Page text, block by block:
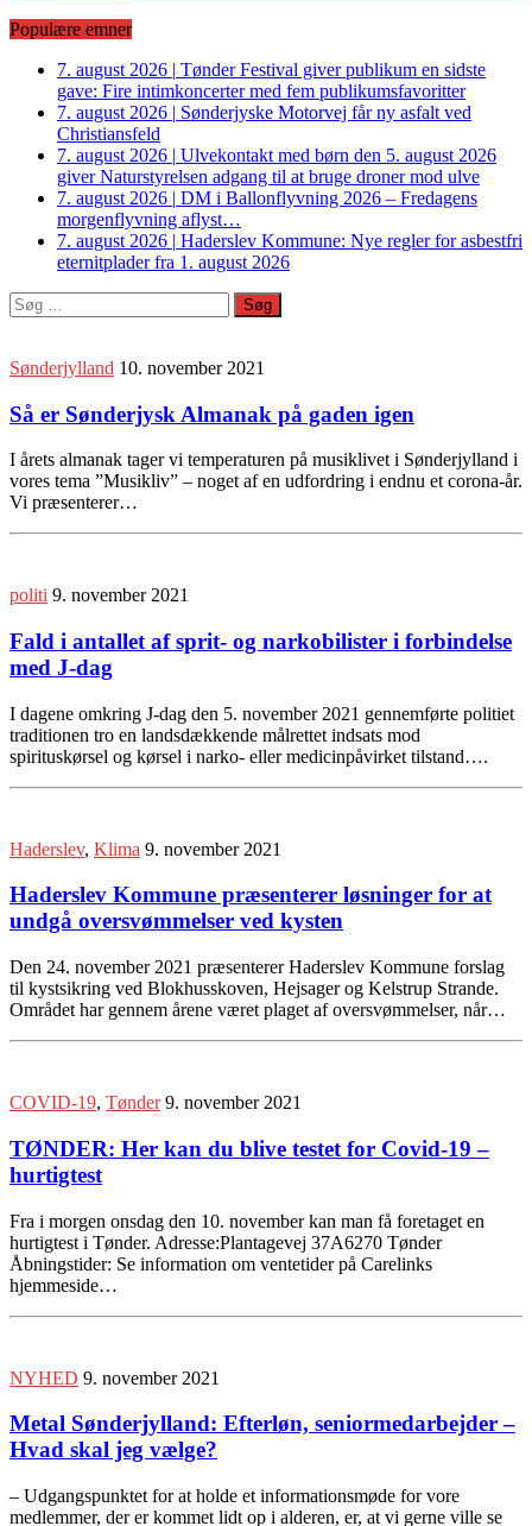
Populære emner
7. august 2026 | Tønder Festival giver publikum en sidste
gave: Fire intimkoncerter med fem publikumsfavoritter
7. august 2026 | Sønderjyske Motorvej får ny asfalt ved
Christiansfeld
7. august 2026 | Ulvekontakt med børn den 5. august 2026
giver Naturstyrelsen adgang til at bruge droner mod ulve
7. august 2026 | DM i Ballonflyvning 2026 – Fredagens
morgenflyvning aflyst…
7. august 2026 | Haderslev Kommune: Nye regler for asbestfri
eternitplader fra 1. august 2026
Søg
efter:
Sønderjylland 10. november 2021
Så er Sønderjysk Almanak på gaden igen
I årets almanak tager vi temperaturen på musiklivet i Sønderjylland i
vores tema ”Musikliv” – noget af en udfordring i endnu et corona-år.
Vi præsenterer…
politi 9. november 2021
Fald i antallet af sprit- og narkobilister i forbindelse
med J-dag
I dagene omkring J-dag den 5. november 2021 gennemførte politiet
traditionen tro en landsdækkende målrettet indsats mod
spirituskørsel og kørsel i narko- eller medicinpåvirket tilstand….
Haderslev, Klima 9. november 2021
Haderslev Kommune præsenterer løsninger for at
undgå oversvømmelser ved kysten
Den 24. november 2021 præsenterer Haderslev Kommune forslag
til kystsikring ved Blokhusskoven, Hejsager og Kelstrup Strande.
Området har gennem årene været plaget af oversvømmelser, når…
COVID-19, Tønder 9. november 2021
TØNDER: Her kan du blive testet for Covid-19 –
hurtigtest
Fra i morgen onsdag den 10. november kan man få foretaget en
hurtigtest i Tønder. Adresse:Plantagevej 37A6270 Tønder
Åbningstider: Se information om ventetider på Carelinks
hjemmeside…
NYHED 9. november 2021
Metal Sønderjylland: Efterløn, seniormedarbejder –
Hvad skal jeg vælge?
– Udgangspunktet for at holde et informationsmøde for vore
medlemmer, der er kommet lidt op i alderen, er, at vi gerne ville se